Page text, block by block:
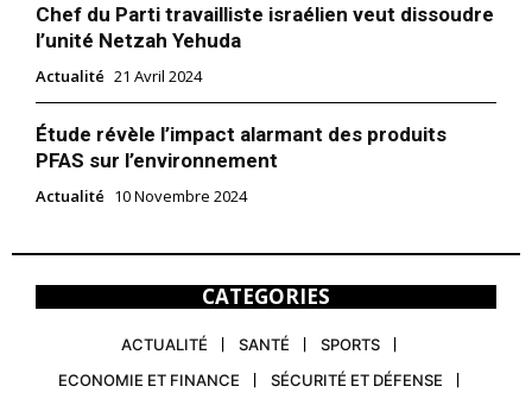
Chef du Parti travailliste israélien veut dissoudre
l’unité Netzah Yehuda
Actualité 21 Avril 2024
Étude révèle l’impact alarmant des produits
PFAS sur l’environnement
Actualité 10 Novembre 2024
CATEGORIES
ACTUALITÉ SANTÉ
SPORTS
ECONOMIE ET FINANCE
SÉCURITÉ ET DÉFENSE